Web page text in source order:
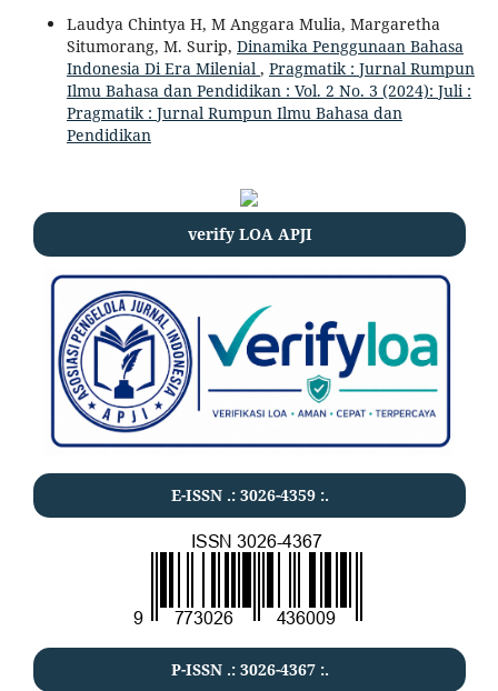
Laudya Chintya H, M Anggara Mulia, Margaretha
Situmorang, M. Surip, Dinamika Penggunaan Bahasa
Indonesia Di Era Milenial , Pragmatik : Jurnal Rumpun
Ilmu Bahasa dan Pendidikan : Vol. 2 No. 3 (2024): Juli :
Pragmatik : Jurnal Rumpun Ilmu Bahasa dan
Pendidikan
verify LOA APJI
E-ISSN .: 3026-4359:.
P-ISSN .: 3026-4367:.